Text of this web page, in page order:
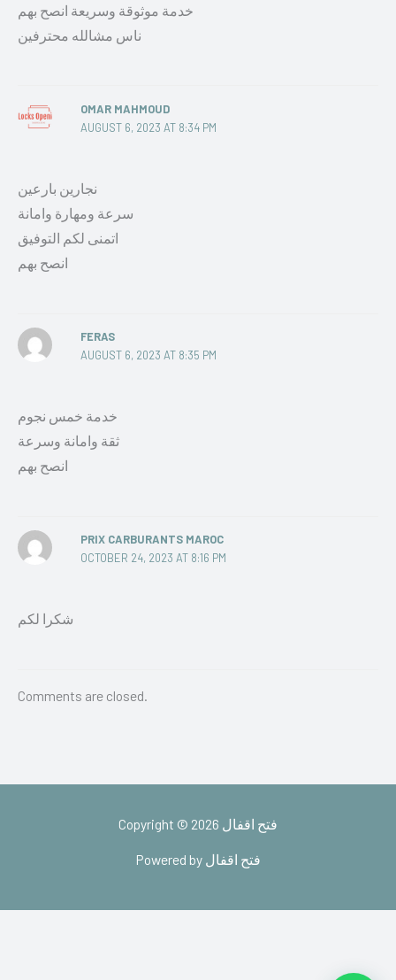
خدمة موثوقة وسريعة انصح بهم
ناس مشالله محترفين
OMAR MAHMOUD
AUGUST 6, 2023 AT 8:34 PM
نجارين بارعين
سرعة ومهارة وامانة
اتمنى لكم التوفيق
انصح بهم
FERAS
AUGUST 6, 2023 AT 8:35 PM
خدمة خمس نجوم
ثقة وامانة وسرعة
انصح بهم
PRIX CARBURANTS MAROC
OCTOBER 24, 2023 AT 8:16 PM
شكرا لكم
Comments are closed.
Copyright © 2026 فتح اقفال
Powered by فتح اقفال